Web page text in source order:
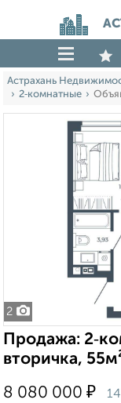
Астрахань
2‑комнатные
2
Продажа:
вторичка,
8 080 000 ₽